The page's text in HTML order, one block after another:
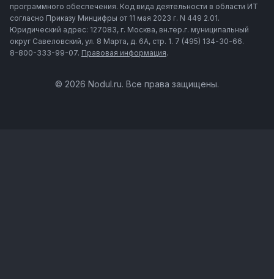
программного обеспечения. Код вида деятельности в области ИТ
согласно Приказу Минцифры от 11 мая 2023 г. N 449 2.01.
Юридический адрес: 127083, г. Москва, вн.тер.г. муниципальный
округ Савеловский, ул. 8 Марта, д. 6А, стр. 1. 7 (495) 134-30-66.
8-800-333-99-07. Правовая информация.
© 2026 Nodul.ru. Все права защищены.